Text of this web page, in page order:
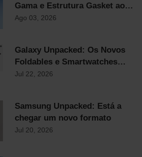
Gama e Estrutura Gasket ao
Preço Mais Competitivo do
Ago 03, 2026
Galaxy Unpacked: Os Novos
Foldables e Smartwatches
Samsung já chegaram!
Jul 22, 2026
Samsung Unpacked: Está a
chegar um novo formato
Jul 20, 2026